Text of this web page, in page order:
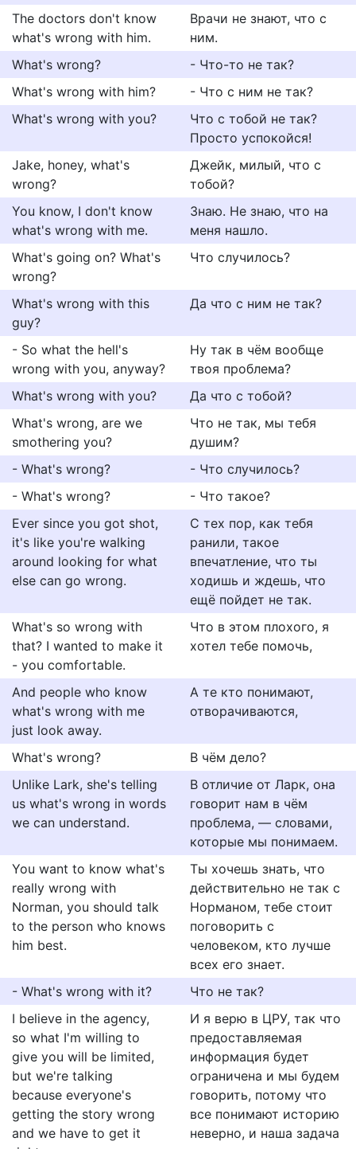
The doctors don't know
what's wrong with him.
Врачи не знают, что с
ним.
What's wrong?
- Что-то не так?
What's wrong with him?
- Что с ним не так?
What's wrong with you?
Что с тобой не так?
Просто успокойся!
Jake, honey, what's
wrong?
Джейк, милый, что с
тобой?
You know, I don't know
what's wrong with me.
Знаю. Не знаю, что на
меня нашло.
What's going on? What's
wrong?
Что случилось?
What's wrong with this
guy?
Да что с ним не так?
- So what the hell's
wrong with you, anyway?
Ну так в чём вообще
твоя проблема?
What's wrong with you?
Да что с тобой?
What's wrong, are we
smothering you?
Что не так, мы тебя
душим?
- What's wrong?
- Что случилось?
- What's wrong?
- Что такое?
Ever since you got shot,
it's like you're walking
around looking for what
else can go wrong.
С тех пор, как тебя
ранили, такое
впечатление, что ты
ходишь и ждешь, что
ещё пойдет не так.
What's so wrong with
that? I wanted to make it
- you comfortable.
Что в этом плохого, я
хотел тебе помочь,
And people who know
what's wrong with me
just look away.
А те кто понимают,
отворачиваются,
What's wrong?
В чём дело?
Unlike Lark, she's telling
us what's wrong in words
we can understand.
В отличие от Ларк, она
говорит нам в чём
проблема, — словами,
которые мы понимаем.
You want to know what's
really wrong with
Norman, you should talk
to the person who knows
him best.
Ты хочешь знать, что
действительно не так с
Норманом, тебе стоит
поговорить с
человеком, кто лучше
всех его знает.
- What's wrong with it?
Что не так?
I believe in the agency,
so what I'm willing to
give you will be limited,
but we're talking
because everyone's
getting the story wrong
and we have to get it
И я верю в ЦРУ, так что
предоставляемая
информация будет
ограничена и мы будем
говорить, потому что
все понимают историю
неверно, и наша задача